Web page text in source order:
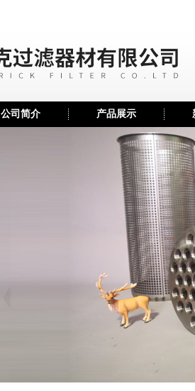
公司简介 产品展示